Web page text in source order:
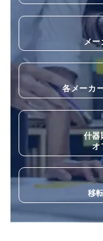
メー
各メーカ
什器
オ
移